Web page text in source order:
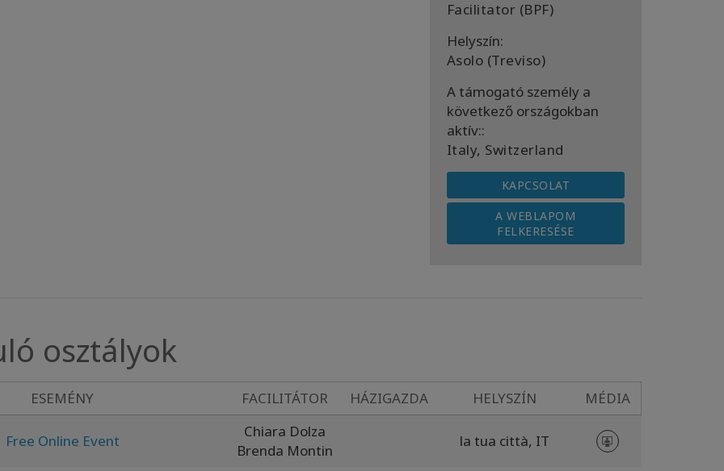
Facilitator (BPF)
Helyszín:
Asolo (Treviso)
A támogató személy a
következő országokban
aktív::
Italy, Switzerland
KAPCSOLAT
A WEBLAPOM
FELKERESÉSE
osztályok
ESEMÉNY FACILITÁTOR HÁZIGAZDA HELYSZÍN MÉDIA
Free Online Event
Chiara Dolza
Brenda Montin
la tua città, IT